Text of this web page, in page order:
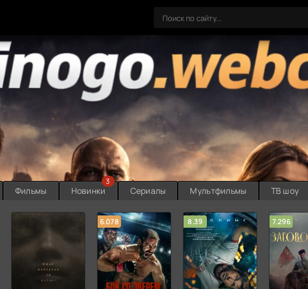
Фильмы Новинки
3
Сериалы Мультфильмы ТВ шоу
6.078 8.39 7.296